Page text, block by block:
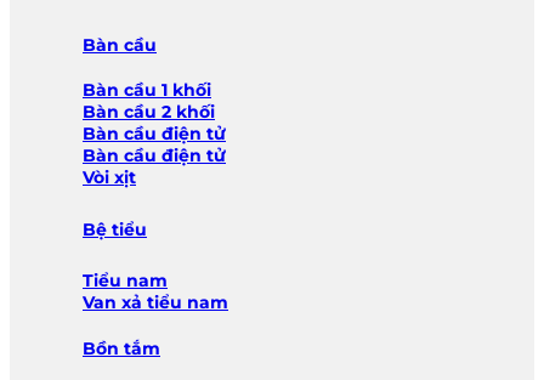
Bàn cầu
Bàn cầu 1 khối
Bàn cầu 2 khối
Bàn cầu điện tử
Bàn cầu điện tử
Vòi xịt
Bệ tiểu
Tiểu nam
Van xả tiểu nam
Bồn tắm